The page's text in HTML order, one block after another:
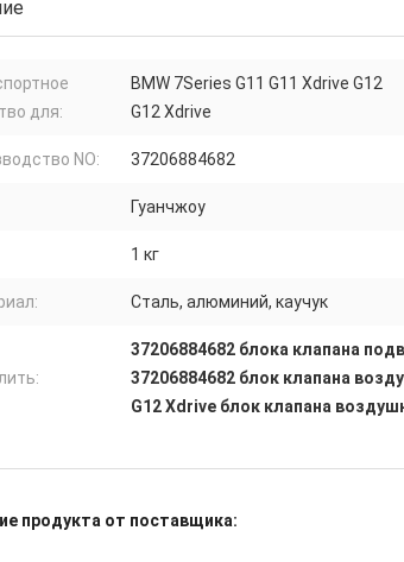
для:
BMW 7Series G11 G11 Xdrive G12
G12 Xdrive
NO: 37206884682
Гуанчжоу
1 кг
Сталь, алюминий, каучук
37206884682 блока клапана
37206884682 блок клапана
G12 Xdrive блок клапана
продукта от поставщика: